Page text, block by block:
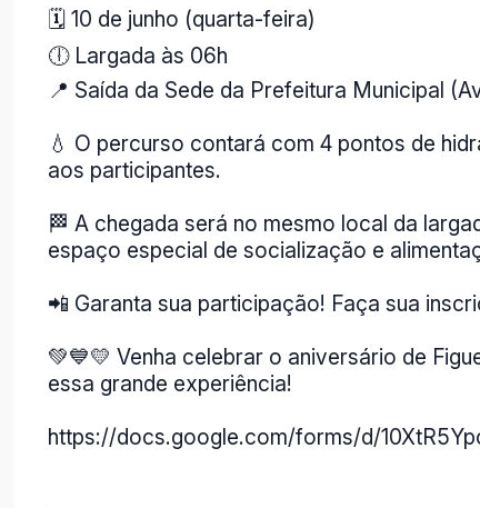
🗓️ 10 de junho (quarta-feira)
🕕 Largada às 06h
📍 Saída da Sede da Prefeitura Municipal
💧 O percurso contará com 4 pontos de
aos participantes.
🏁 A chegada será no mesmo local da
espaço especial de socialização e
📲 Garanta sua participação! Faça sua
💚💙💛 Venha celebrar o aniversário de
essa grande experiência!
https://docs.google.com/forms/d/